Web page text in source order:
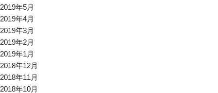
2019年5月
2019年4月
2019年3月
2019年2月
2019年1月
2018年12月
2018年11月
2018年10月